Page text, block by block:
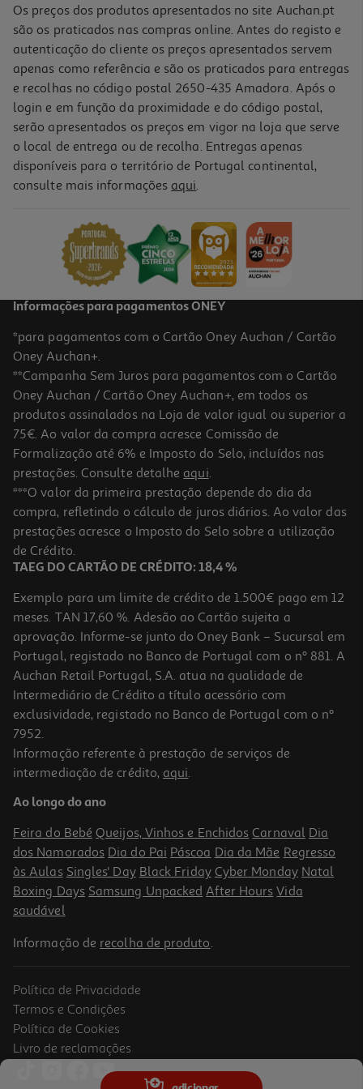
Molheira Olympia Actuel Branco Porcelana 350ml
4.99 €/un
4,99 €
Indisponível online
Tigela Olympia Actuel Branco Porcelana Ø13cm
4.49 €/un
4,49 €
4.0 (1)
Caneca Olympia Actuel Branco Porcelana 350ml
3.49 €/un
3,49 €
Conjunto De 4 Pratos Rasos Actuel Grês 4 Cores 27.3 Cm
15,99 €
Prato Raso Petal Actuel Grês 27cm
3.99 €/un
3,99 €
Prato Raso Luna Actuel Cinza Grés Ø26.5cm
6.99 €/un
6,99 €
Prato Raso Emerald Actuel Verde Grés Ø26.5cm
Os preços dos produtos apresentados no site Auchan.pt
são os praticados nas compras online. Antes do registo e
autenticação do cliente os preços apresentados servem
apenas como referência e são os praticados para entregas
e recolhas no código postal 2650-435 Amadora. Após o
login e em função da proximidade e do código postal,
serão apresentados os preços em vigor na loja que serve
o local de entrega ou de recolha. Entregas apenas
disponíveis para o território de Portugal continental,
consulte mais informações aqui.
Informações para pagamentos ONEY
*para pagamentos com o Cartão Oney Auchan / Cartão
Oney Auchan+.
**Campanha Sem Juros para pagamentos com o Cartão
Oney Auchan / Cartão Oney Auchan+, em todos os
produtos assinalados na Loja de valor igual ou superior a
75€. Ao valor da compra acresce Comissão de
Formalização até 6% e Imposto do Selo, incluídos nas
prestações. Consulte detalhe aqui.
***O valor da primeira prestação depende do dia da
compra, refletindo o cálculo de juros diários. Ao valor das
prestações acresce o Imposto do Selo sobre a utilização
de Crédito.
TAEG DO CARTÃO DE CRÉDITO: 18,4 %
Exemplo para um limite de crédito de 1.500€ pago em 12
meses. TAN 17,60 %. Adesão ao Cartão sujeita a
aprovação. Informe-se junto do Oney Bank – Sucursal em
Portugal, registado no Banco de Portugal com o nº 881. A
Auchan Retail Portugal, S.A. atua na qualidade de
Intermediário de Crédito a título acessório com
exclusividade, registado no Banco de Portugal com o nº
7952.
Informação referente à prestação de serviços de
intermediação de crédito, aqui.
Ao longo do ano
Feira do Bebé Queijos, Vinhos e Enchidos Carnaval Dia
dos Namorados Dia do Pai Páscoa Dia da Mãe Regresso
às Aulas Singles' Day Black Friday Cyber Monday Natal
Boxing Days Samsung Unpacked After Hours Vida
saudável
Informação de recolha de produto.
Política de Privacidade
Termos e Condições
Política de Cookies
Livro de reclamações